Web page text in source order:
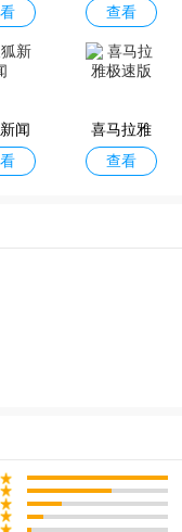
PP
查看
闻
喜马拉雅
极速版
查看